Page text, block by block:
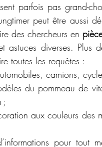
parfois pas grand-
peut être aussi
des chercheurs en
astuces diverses. Plus
toutes les requêtes :
camions,
du pommeau de
;
aux couleurs des
pour tout